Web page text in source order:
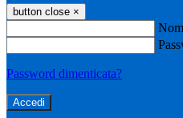
button close ×
Password dimenticata?